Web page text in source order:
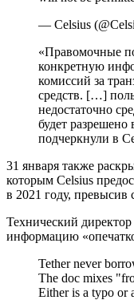
— Celsius
«Правомочные
конкретную
комиссий за
средств. […]
недостаточно
будет
подчеркнули в
31 января также
которым Celsius
в 2021 году,
Технический
информацию
Tether never
The doc mixes
Either is a typo or